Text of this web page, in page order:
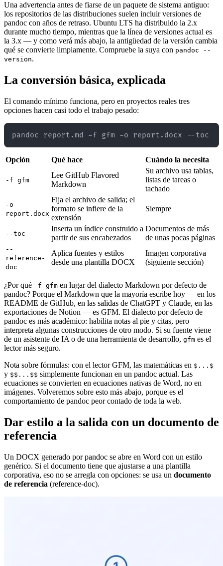
Una advertencia antes de fiarse de un paquete de sistema antiguo:
los repositorios de las distribuciones suelen incluir versiones de
pandoc con años de retraso. Ubuntu LTS ha distribuido la 2.x
durante mucho tiempo, mientras que la línea de versiones actual es
la 3.x — y como verá más abajo, la antigüedad de la versión cambia
qué se convierte limpiamente. Compruebe la suya con pandoc --
version.
La conversión básica, explicada
El comando mínimo funciona, pero en proyectos reales tres
opciones hacen casi todo el trabajo pesado:
Opción Qué hace Cuándo la necesita
-f gfm
Lee GitHub Flavored
Markdown
Su archivo usa tablas,
listas de tareas o
tachado
-o
report.docx
Fija el archivo de salida; el
formato se infiere de la
extensión
Siempre
--toc
Inserta un índice construido a
partir de sus encabezados
Documentos de más
de unas pocas páginas
--
reference-
doc
Aplica fuentes y estilos
desde una plantilla DOCX
Imagen corporativa
(siguiente sección)
¿Por qué -f gfm en lugar del dialecto Markdown por defecto de
pandoc? Porque el Markdown que la mayoría escribe hoy — en los
README de GitHub, en las salidas de ChatGPT y Claude, en las
exportaciones de Notion — es GFM. El dialecto por defecto de
pandoc es más académico: habilita notas al pie y citas, pero
interpreta algunas construcciones de otro modo. Si su fuente viene
de un asistente de IA o de una herramienta de desarrollo, gfm es el
lector más seguro.
Nota sobre fórmulas: con el lector GFM, las matemáticas en $...$
y $$...$$ simplemente funcionan en un pandoc actual. Las
ecuaciones se convierten en ecuaciones nativas de Word, no en
imágenes. Volveremos sobre esto más abajo, porque es el
comportamiento de pandoc peor contado de toda la web.
Dar estilo a la salida con un documento de
referencia
Un DOCX generado por pandoc se abre en Word con un estilo
genérico. Si el documento tiene que ajustarse a una plantilla
corporativa, eso no se arregla con opciones: se usa un documento
de referencia (reference-doc).